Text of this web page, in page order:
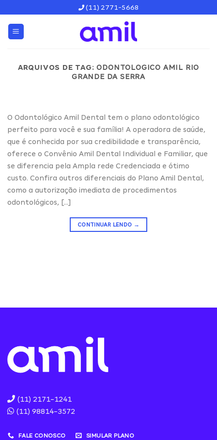
content
(11) 2771-5668
ARQUIVOS DE TAG:ODONTOLOGICO AMIL RIO
GRANDE DA SERRA
O Odontológico Amil Dental tem o plano odontológico
perfeito para você e sua família! A operadora de saúde,
que é conhecida por sua credibilidade e transparência,
oferece o Convênio Amil Dental Individual e Familiar, que
se diferencia pela Ampla rede Credenciada e ótimo
custo. Confira outros diferenciais do Plano Amil Dental,
como a autorização imediata de procedimentos
odontológicos, […]
CONTINUAR LENDO →
(11) 2171-1241
(11) 98814-3572
FALE CONOSCO SIMULAR PLANO